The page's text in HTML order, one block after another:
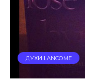
ДУХИ LANCOME